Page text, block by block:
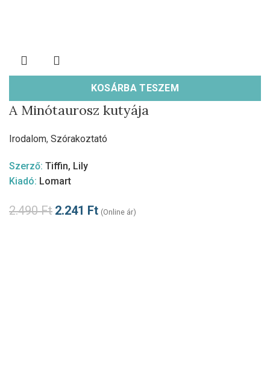
KOSÁRBA TESZEM
A Minótaurosz kutyája
Irodalom, Szórakoztató
Szerző: Tiffin, Lily
Kiadó: Lomart
2.490Ft 2.241 Ft (Online ár)